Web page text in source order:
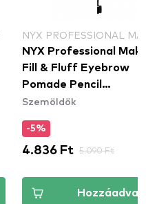
NYX PROFESSIONAL
NYX Professional
Fill & Fluff Eyebrow
Pomade Pencil
szemöldökcerzua -
Szemöldök
-5%
4.836 Ft 5.090 Ft
Hozzáadva